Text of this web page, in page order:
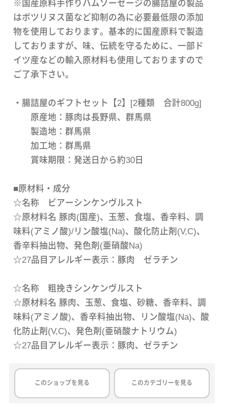
※国産原料手作りハムソーセージの腸詰屋の製品
はボツリヌス菌など抑制の為に必要最低限の添加
物を使用しております。基本的に国産原料で製造
しておりますが、味、伝統を守るために、一部ド
イツ産などの輸入原材料も使用しておりますので
ご了承下さい。
・腸詰屋のギフトセット【2】[2種類 合計800g]
原産地：豚肉は長野県、群馬県
製造地：群馬県
加工地：群馬県
賞味期限：発送日から約30日
■原材料・成分
☆名称 ビアーシンケンヴルスト
☆原材料名 豚肉(国産)、玉葱、食塩、香辛料、調
味料(アミノ酸)/リン酸塩(Na)、酸化防止剤(V,C)、
香辛料抽出物、発色剤(亜硝酸Na)
☆27品目アレルギー表示：豚肉 ゼラチン
☆名称 粗挽きシンケンヴルスト
☆原材料名 豚肉、玉葱、食塩、砂糖、香辛料、調
味料(アミノ酸)、香辛料抽出物、リン酸塩(Na)、酸
化防止剤(V,C)、発色剤(亜硝酸ナトリウム)
☆27品目アレルギー表示：豚肉、ゼラチン
このショップを見る このカテゴリーを見る